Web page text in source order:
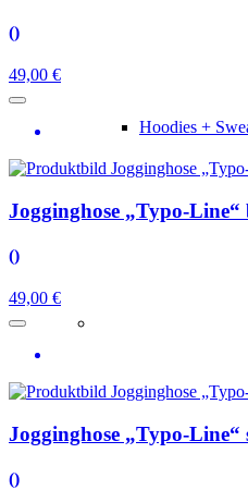
Hoodies +
()
49,00 €
Jogginghose „Typo-Line“
()
49,00 €
Jogginghose „Typo-Line“
()